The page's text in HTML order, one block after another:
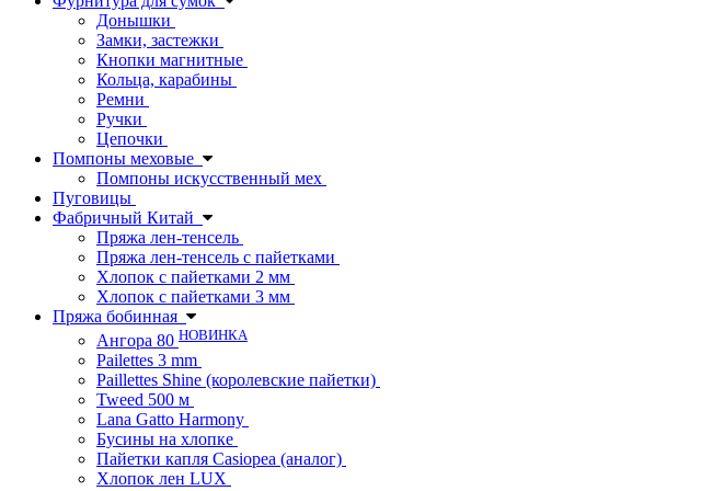
Донышки
Замки, застежки
Кнопки магнитные
Кольца, карабины
Ремни
Ручки
Цепочки
Помпоны меховые
Помпоны искусственный мех
Пуговицы
Фабричный Китай
Пряжа лен-тенсель
Пряжа лен-тенсель с пайетками
Хлопок с пайетками 2 мм
Хлопок с пайетками 3 мм
Пряжа бобинная
Ангора 80 НОВИНКА
Pailettes 3 mm
Paillettes Shine (королевские пайетки)
Tweed 500 м
Lana Gatto Harmony
Бусины на хлопке
Пайетки капля Casiopea (аналог)
Хлопок лен LUX